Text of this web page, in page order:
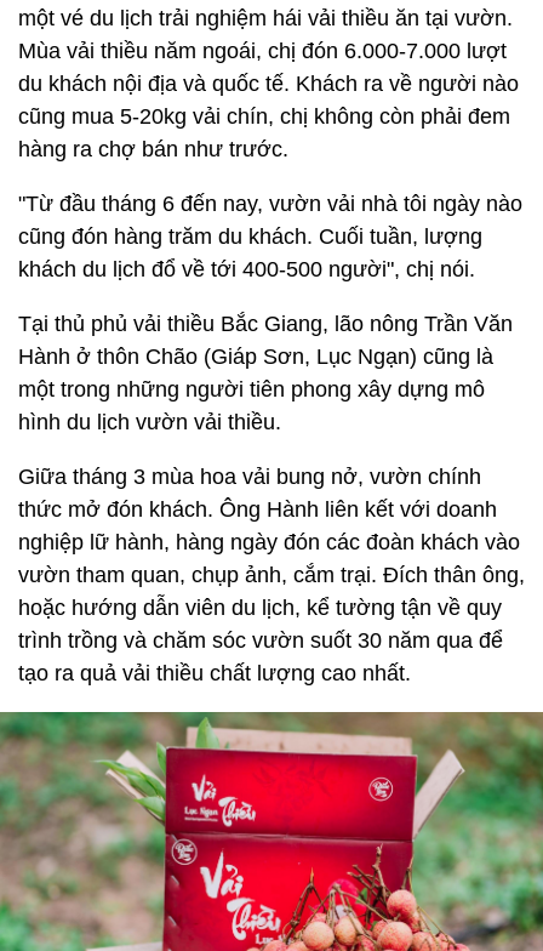
một vé du lịch trải nghiệm hái vải thiều ăn tại vườn.
Mùa vải thiều năm ngoái, chị đón 6.000-7.000 lượt
du khách nội địa và quốc tế. Khách ra về người nào
cũng mua 5-20kg vải chín, chị không còn phải đem
hàng ra chợ bán như trước.
"Từ đầu tháng 6 đến nay, vườn vải nhà tôi ngày nào
cũng đón hàng trăm du khách. Cuối tuần, lượng
khách du lịch đổ về tới 400-500 người", chị nói.
Tại thủ phủ vải thiều Bắc Giang, lão nông Trần Văn
Hành ở thôn Chão (Giáp Sơn, Lục Ngạn) cũng là
một trong những người tiên phong xây dựng mô
hình du lịch vườn vải thiều.
Giữa tháng 3 mùa hoa vải bung nở, vườn chính
thức mở đón khách. Ông Hành liên kết với doanh
nghiệp lữ hành, hàng ngày đón các đoàn khách vào
vườn tham quan, chụp ảnh, cắm trại. Đích thân ông,
hoặc hướng dẫn viên du lịch, kể tường tận về quy
trình trồng và chăm sóc vườn suốt 30 năm qua để
tạo ra quả vải thiều chất lượng cao nhất.